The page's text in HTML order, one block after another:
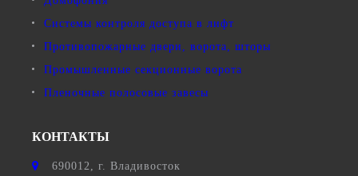
Системы контроля доступа в лифт
Противопожарные двери, ворота, шторы
Промышленные секционные ворота
Пленочные полосовые завесы
КОНТАКТЫ
690012, г. Владивосток